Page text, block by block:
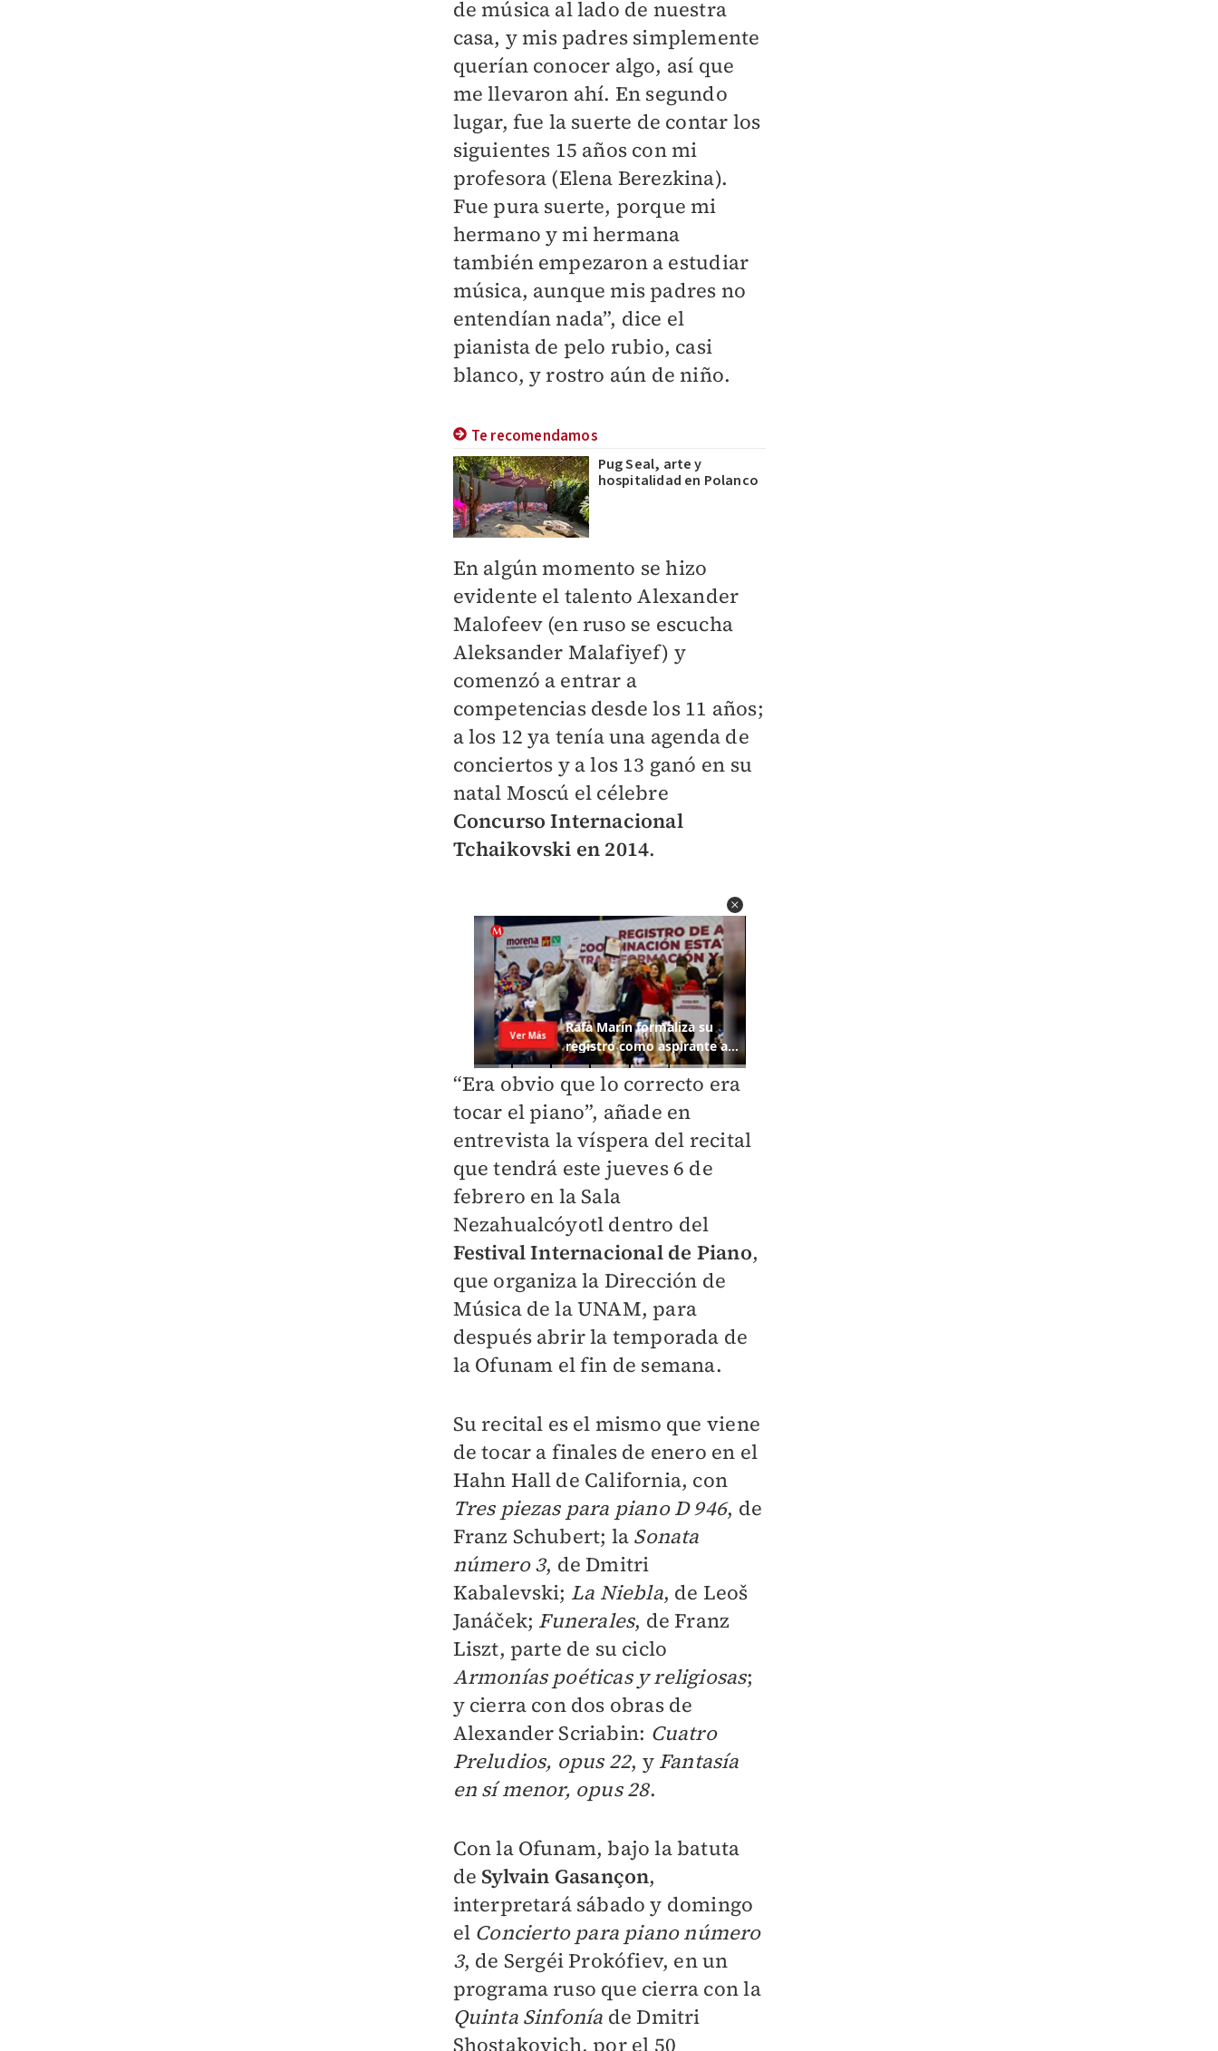
de música al lado de nuestra
casa, y mis padres simplemente
querían conocer algo, así que
me llevaron ahí. En segundo
lugar, fue la suerte de contar los
siguientes 15 años con mi
profesora (Elena Berezkina).
Fue pura suerte, porque mi
hermano y mi hermana
también empezaron a estudiar
música, aunque mis padres no
entendían nada”, dice el
pianista de pelo rubio, casi
blanco, y rostro aún de niño.
Te recomendamos
Pug Seal, arte y
hospitalidad en Polanco
En algún momento se hizo
evidente el talento Alexander
Malofeev (en ruso se escucha
Aleksander Malafiyef) y
comenzó a entrar a
competencias desde los 11 años;
a los 12 ya tenía una agenda de
conciertos y a los 13 ganó en su
natal Moscú el célebre
Concurso Internacional
Tchaikovski en 2014.
“Era obvio que lo correcto era
tocar el piano”, añade en
entrevista la víspera del recital
que tendrá este jueves 6 de
febrero en la Sala
Nezahualcóyotl dentro del
Festival Internacional de Piano,
que organiza la Dirección de
Música de la UNAM, para
después abrir la temporada de
la Ofunam el fin de semana.
Su recital es el mismo que viene
de tocar a finales de enero en el
Hahn Hall de California, con
Tres piezas para piano D 946, de
Franz Schubert; la Sonata
número 3, de Dmitri
Kabalevski; La Niebla, de Leoš
Janáček; Funerales, de Franz
Liszt, parte de su ciclo
Armonías poéticas y religiosas;
y cierra con dos obras de
Alexander Scriabin: Cuatro
Preludios, opus 22, y Fantasía
en sí menor, opus 28.
Con la Ofunam, bajo la batuta
de Sylvain Gasançon,
interpretará sábado y domingo
el Concierto para piano número
3, de Sergéi Prokófiev, en un
programa ruso que cierra con la
Quinta Sinfonía de Dmitri
Shostakovich, por el 50